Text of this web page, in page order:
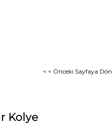
< < Önceki Sayfaya Dön
Kolye